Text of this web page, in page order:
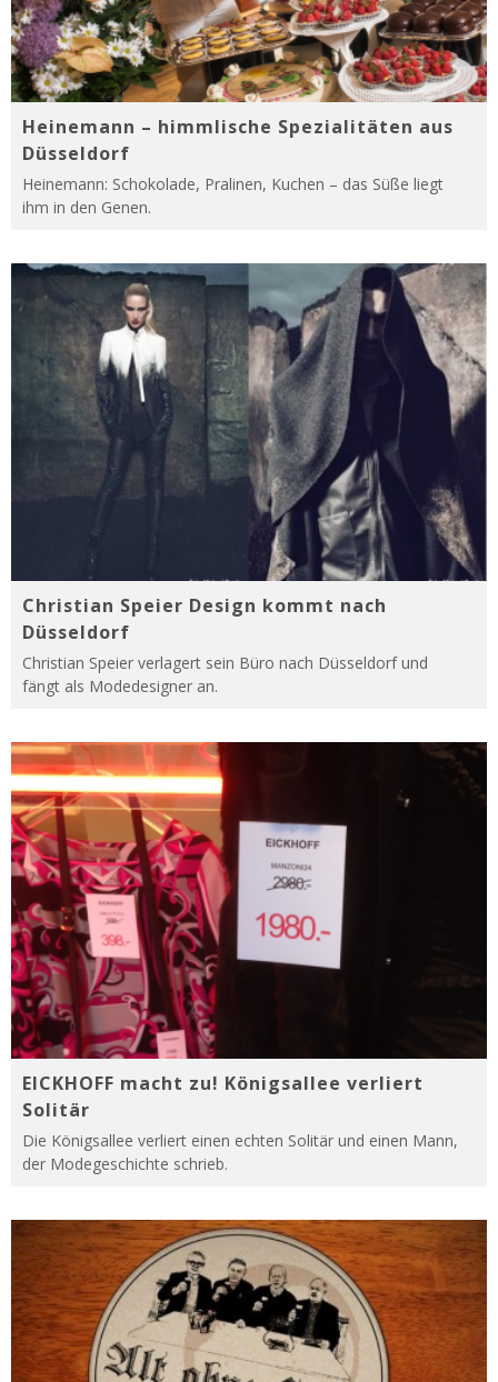
Heinemann – himmlische Spezialitäten aus
Düsseldorf
Heinemann: Schokolade, Pralinen, Kuchen – das Süße liegt
ihm in den Genen.
Christian Speier Design kommt nach
Düsseldorf
Christian Speier verlagert sein Büro nach Düsseldorf und
fängt als Modedesigner an.
EICKHOFF macht zu! Königsallee verliert
Solitär
Die Königsallee verliert einen echten Solitär und einen Mann,
der Modegeschichte schrieb.